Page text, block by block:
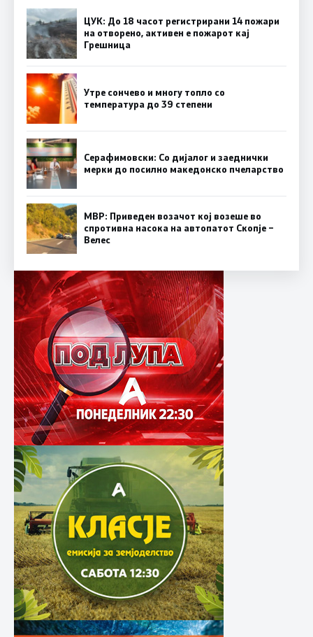
ЦУК: До 18 часот регистрирани 14 пожари
на отворено, активен е пожарот кај
Грешница
Утре сончево и многу топло со
температура до 39 степени
Серафимовски: Со дијалог и заеднички
мерки до посилно македонско пчеларство
МВР: Приведен возачот кој возеше во
спротивна насока на автопатот Скопје –
Велес